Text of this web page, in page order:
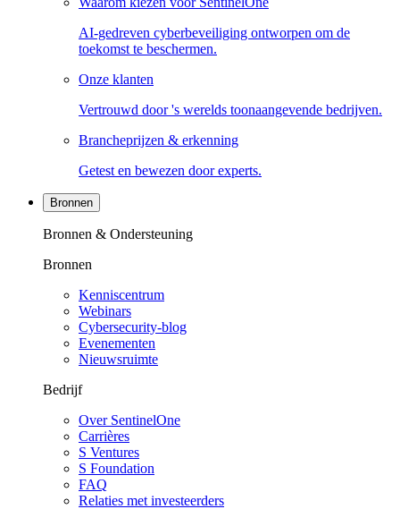
AI-gedreven cyberbeveiliging ontworpen om de
toekomst te beschermen.
Onze klanten
Vertrouwd door 's werelds toonaangevende bedrijven.
Brancheprijzen & erkenning
Getest en bewezen door experts.
Bronnen
Bronnen & Ondersteuning
Bronnen
Kenniscentrum
Webinars
Cybersecurity-blog
Evenementen
Nieuwsruimte
Bedrijf
Over SentinelOne
Carrières
S Ventures
S Foundation
FAQ
Relaties met investeerders